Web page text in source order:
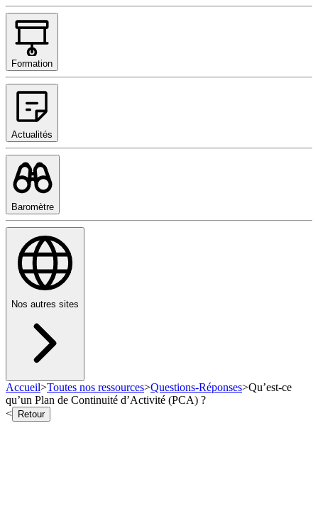
Formation
Actualités
Baromètre
Nos autres sites
Accueil>Toutes nos ressources>Questions-Réponses>Qu’est-ce
qu’un Plan de Continuité d’Activité (PCA) ?
<
Retour